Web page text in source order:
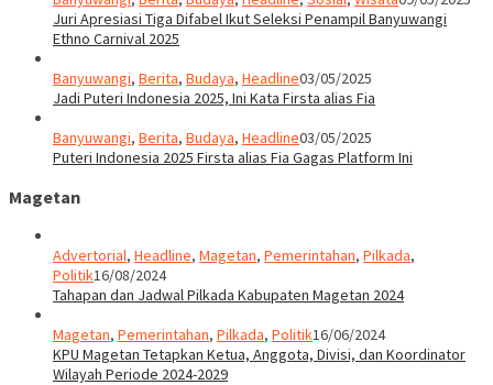
Juri Apresiasi Tiga Difabel Ikut Seleksi Penampil Banyuwangi
Ethno Carnival 2025
Banyuwangi, Berita, Budaya, Headline03/05/2025
Jadi Puteri Indonesia 2025, Ini Kata Firsta alias Fia
Banyuwangi, Berita, Budaya, Headline03/05/2025
Puteri Indonesia 2025 Firsta alias Fia Gagas Platform Ini
Magetan
Advertorial, Headline, Magetan, Pemerintahan, Pilkada,
Politik16/08/2024
Tahapan dan Jadwal Pilkada Kabupaten Magetan 2024
Magetan, Pemerintahan, Pilkada, Politik16/06/2024
KPU Magetan Tetapkan Ketua, Anggota, Divisi, dan Koordinator
Wilayah Periode 2024-2029